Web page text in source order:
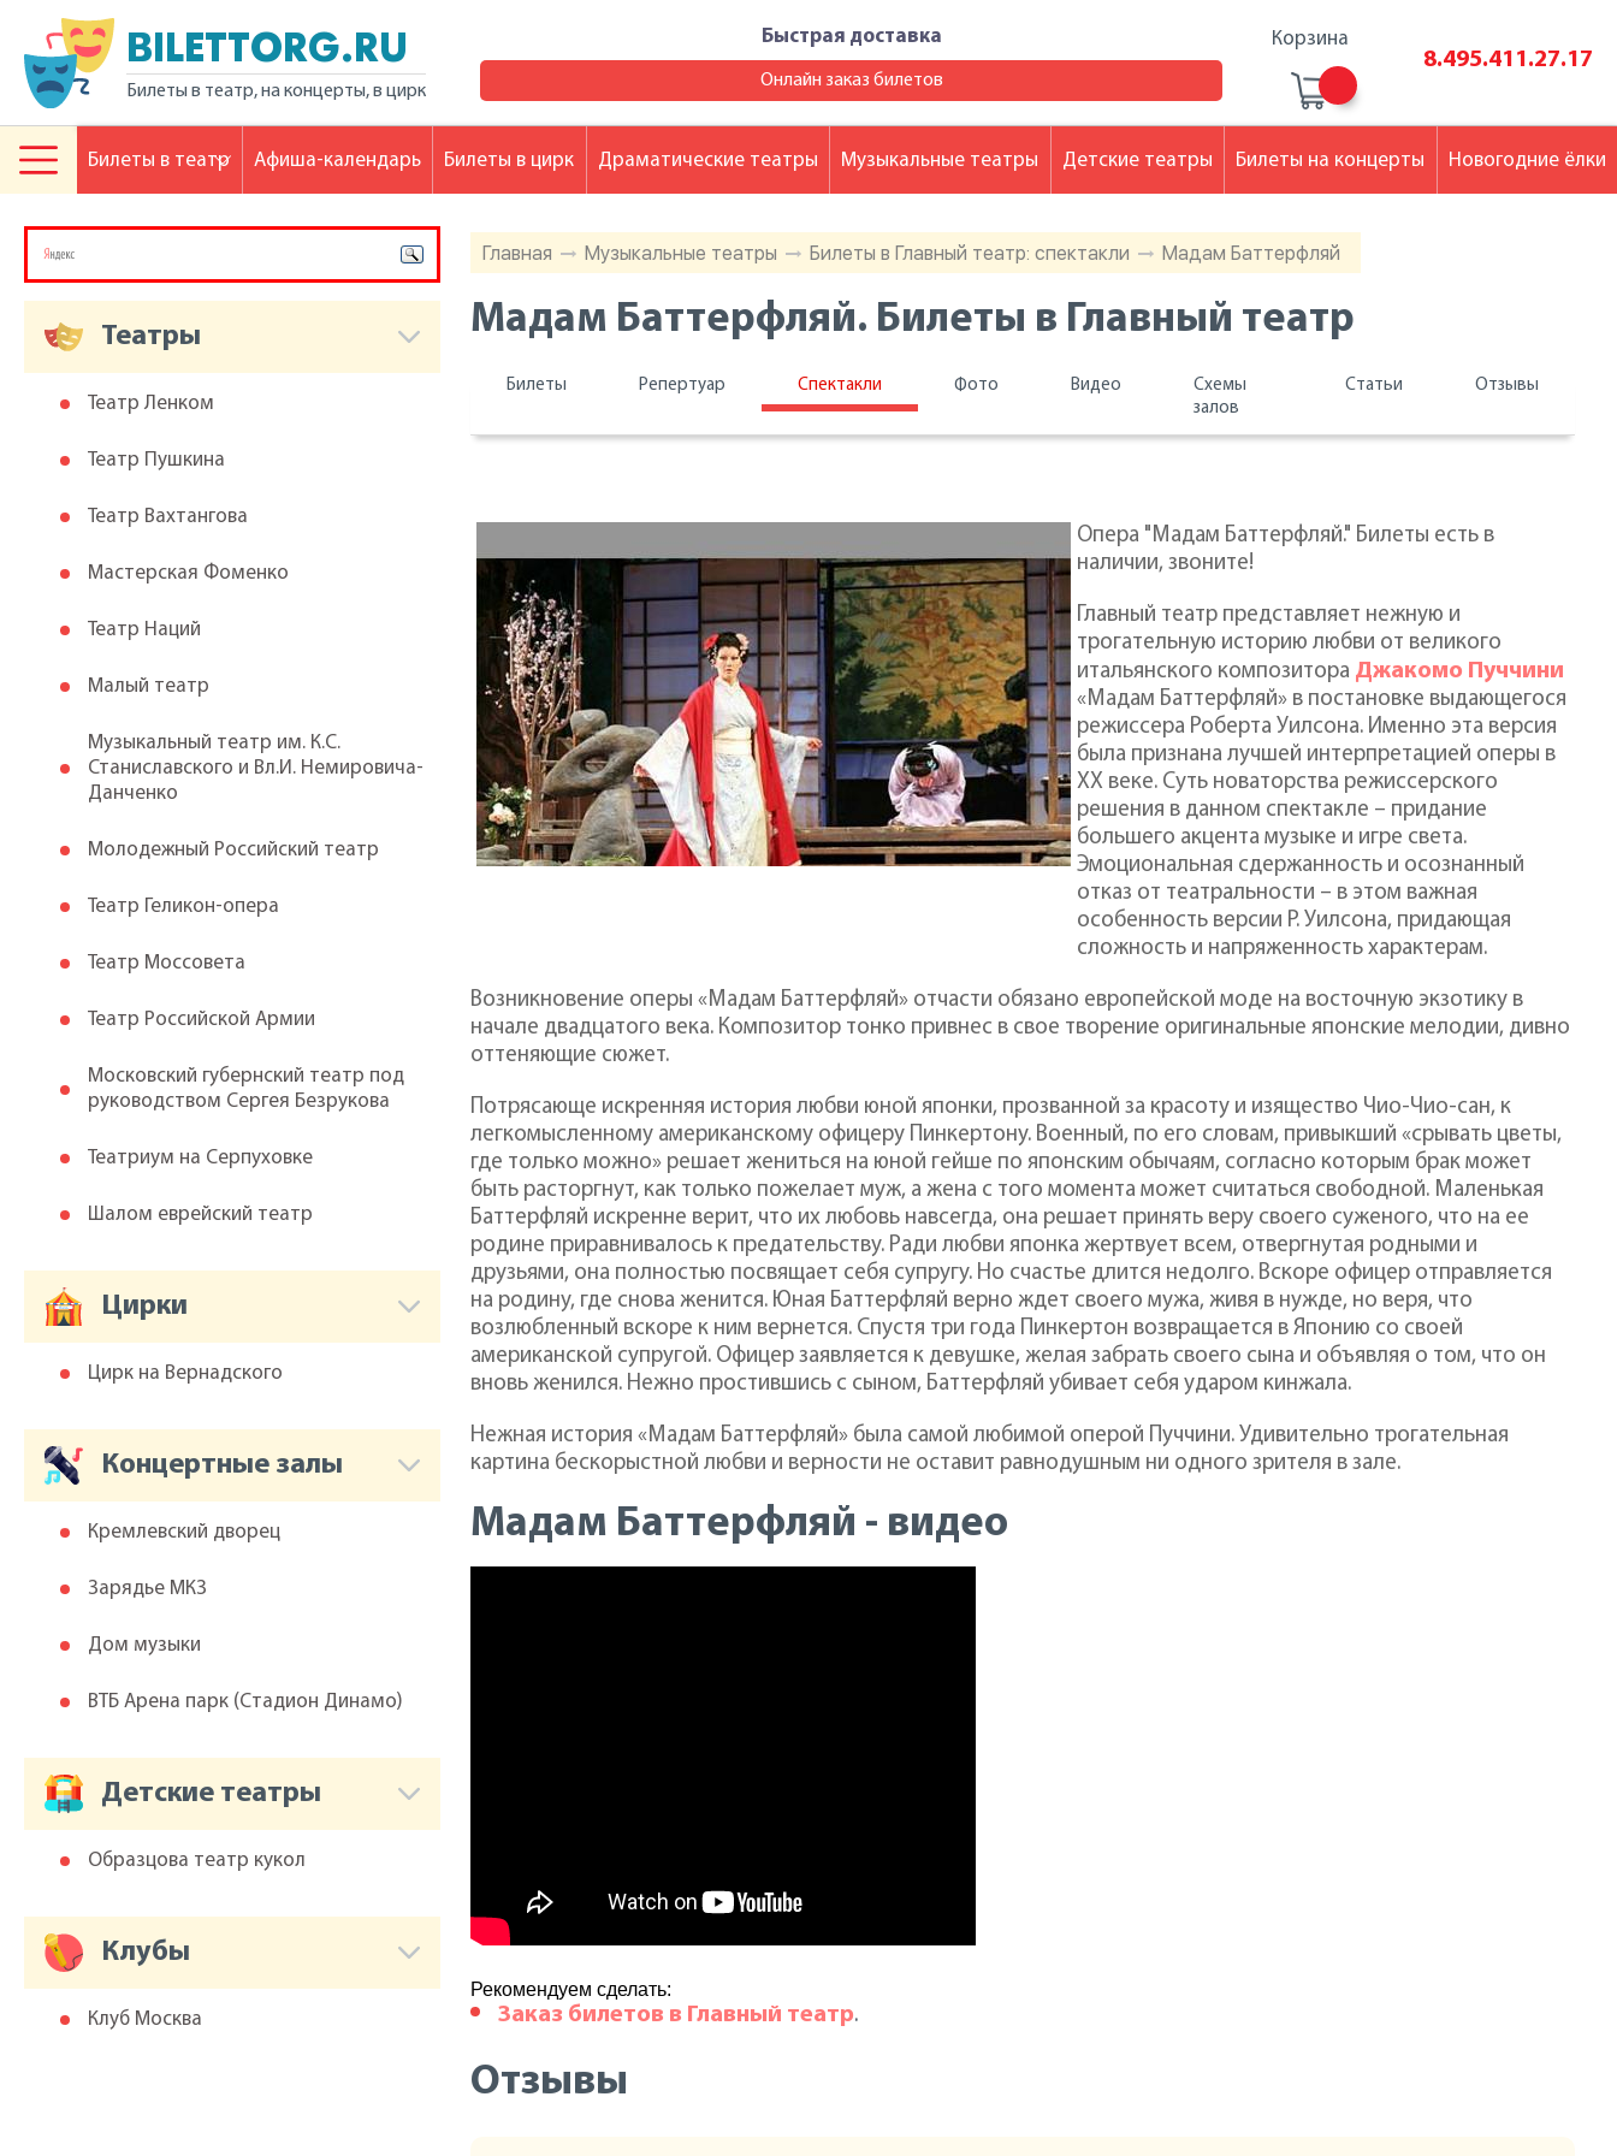
BILETTORG.RU
Билеты в театр, на концерты, в цирк
Быстрая доставка
Онлайн заказ билетов
Корзина
8.495.411.27.17
Главная Музыкальные театры Билеты в Главный театр: спектакли Мадам Баттерфляй
Мадам Баттерфляй. Билеты в Главный театр
Билеты Репертуар Спектакли Фото Видео
Схемы
залов
Статьи Отзывы
Опера "Мадам Баттерфляй." Билеты есть в
наличии, звоните!
Главный театр представляет нежную и
трогательную историю любви от великого
итальянского композитора Джакомо Пуччини
«Мадам Баттерфляй» в постановке выдающегося
режиссера Роберта Уилсона. Именно эта версия
была признана лучшей интерпретацией оперы в
XX веке. Суть новаторства режиссерского
решения в данном спектакле – придание
большего акцента музыке и игре света.
Эмоциональная сдержанность и осознанный
отказ от театральности – в этом важная
особенность версии Р. Уилсона, придающая
сложность и напряженность характерам.
Возникновение оперы «Мадам Баттерфляй» отчасти обязано европейской моде на восточную экзотику в
начале двадцатого века. Композитор тонко привнес в свое творение оригинальные японские мелодии, дивно
оттеняющие сюжет.
Потрясающе искренняя история любви юной японки, прозванной за красоту и изящество Чио-Чио-сан, к
легкомысленному американскому офицеру Пинкертону. Военный, по его словам, привыкший «срывать цветы,
где только можно» решает жениться на юной гейше по японским обычаям, согласно которым брак может
быть расторгнут, как только пожелает муж, а жена с того момента может считаться свободной. Маленькая
Баттерфляй искренне верит, что их любовь навсегда, она решает принять веру своего суженого, что на ее
родине приравнивалось к предательству. Ради любви японка жертвует всем, отвергнутая родными и
друзьями, она полностью посвящает себя супругу. Но счастье длится недолго. Вскоре офицер отправляется
на родину, где снова женится. Юная Баттерфляй верно ждет своего мужа, живя в нужде, но веря, что
возлюбленный вскоре к ним вернется. Спустя три года Пинкертон возвращается в Японию со своей
американской супругой. Офицер заявляется к девушке, желая забрать своего сына и объявляя о том, что он
вновь женился. Нежно простившись с сыном, Баттерфляй убивает себя ударом кинжала.
Нежная история «Мадам Баттерфляй» была самой любимой оперой Пуччини. Удивительно трогательная
картина бескорыстной любви и верности не оставит равнодушным ни одного зрителя в зале.
Мадам Баттерфляй - видео
Рекомендуем сделать:
Заказ билетов в Главный театр.
Отзывы
Театры
Театр Ленком
Театр Пушкина
Театр Вахтангова
Мастерская Фоменко
Театр Наций
Малый театр
Музыкальный театр им. К.С.
Станиславского и Вл.И. Немировича-
Данченко
Молодежный Российский театр
Театр Геликон-опера
Театр Моссовета
Театр Российской Армии
Московский губернский театр под
руководством Сергея Безрукова
Театриум на Серпуховке
Шалом еврейский театр
Цирки
Цирк на Вернадского
Концертные залы
Кремлевский дворец
Зарядье МКЗ
Дом музыки
ВТБ Арена парк (Cтадион Динамо)
Детские театры
Образцова театр кукол
Клубы
Клуб Москва
Билеты в театр Афиша-календарь Билеты в цирк Драматические театры Музыкальные театры Детские театры Билеты на концерты Новогодние ёлки